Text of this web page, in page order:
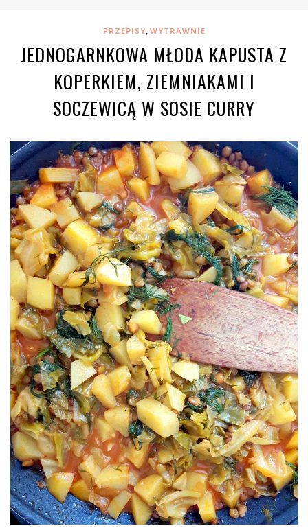
PRZEPISY, WYTRAWNIE
JEDNOGARNKOWA MŁODA KAPUSTA Z
KOPERKIEM, ZIEMNIAKAMI I
SOCZEWICĄ W SOSIE CURRY